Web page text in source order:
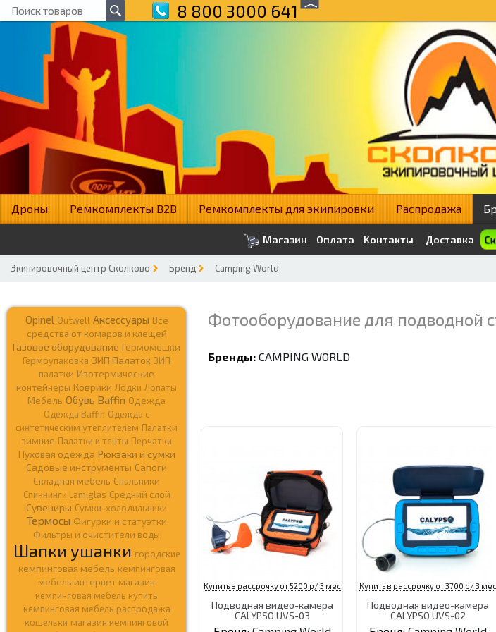
8 800 3000 641
Дроны Ремкомплекты B2B Ремкомплекты для экипировки Распродажа
Магазин Оплата Контакты Доставка
Экипировочный центр Сколково Бренд Camping World
Opinel Outwell Аксессуары Все
средства от комаров и клещей
Газовое оборудование Гермомешки
Гермоупаковка ЗИП Палаток ЗИП
палатки Изотермические
контейнеры Коврики Лодки Лопаты
Мебель Обувь Baffin Одежда
Одежда Baffin Одежда c
синтетическим утеплителем Палатки
зимние Палатки и тенты Перчатки
Пуховая одежда Рюкзаки и сумки
Садовые инструменты Сапоги
Складная мебель Спальники
Спиннинги Lamiglas Средний слой
Сувениры Сумки-холодильники
Термосы Фигурки и статуэтки
Фильтры и очистители воды
Шапки ушанки городские
кемпинговая мебель кемпинговая
мебель интернет магазин
кемпинговая мебель купить
кемпинговая мебель распродажа
кошельки магазин кемпинговой
Фотооборудование для подводной
Бренды: CAMPING WORLD
Купить в рассрочку от 5200 р/ 3 мес
Подводная видео-камера
CALYPSO UVS-03
Купить в рассрочку от 3700 р/ 3 мес
Подводная видео-камера
CALYPSO UVS-02